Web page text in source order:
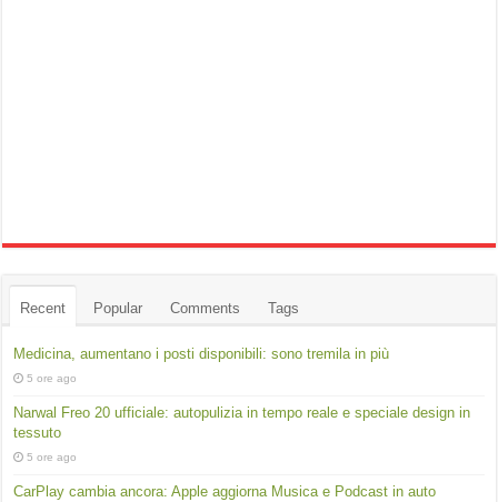
Recent Popular Comments Tags
Medicina, aumentano i posti disponibili: sono tremila in più
5 ore ago
Narwal Freo 20 ufficiale: autopulizia in tempo reale e speciale design in
tessuto
5 ore ago
CarPlay cambia ancora: Apple aggiorna Musica e Podcast in auto